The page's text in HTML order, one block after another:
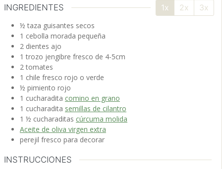
INGREDIENTES 1x 2x 3x
½ taza guisantes secos
1 cebolla morada pequeña
2 dientes ajo
1 trozo jengibre fresco de 4-5cm
2 tomates
1 chile fresco rojo o verde
½ pimiento rojo
1 cucharadita comino en grano
1 cucharadita semillas de cilantro
1 ½ cucharaditas cúrcuma molida
Aceite de oliva virgen extra
perejil fresco para decorar
INSTRUCCIONES